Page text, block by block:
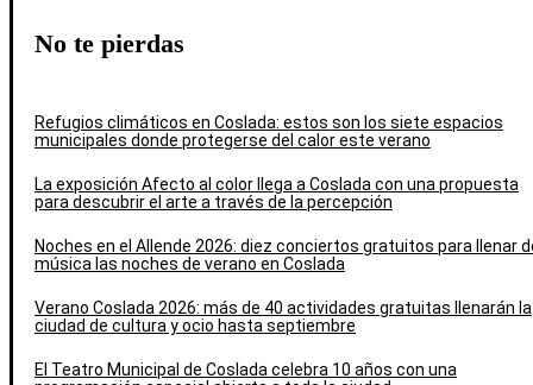
No te pierdas
Refugios climáticos en Coslada: estos son los siete espacios
municipales donde protegerse del calor este verano
La exposición Afecto al color llega a Coslada con una propuesta
para descubrir el arte a través de la percepción
Noches en el Allende 2026: diez conciertos gratuitos para llenar
música las noches de verano en Coslada
Verano Coslada 2026: más de 40 actividades gratuitas llenarán la
ciudad de cultura y ocio hasta septiembre
El Teatro Municipal de Coslada celebra 10 años con una